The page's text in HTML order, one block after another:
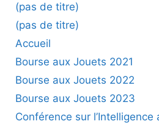
(pas de titre)
(pas de titre)
Accueil
Bourse aux Jouets 2021
Bourse aux Jouets 2022
Bourse aux Jouets 2023
Conférence sur l’Intelligence